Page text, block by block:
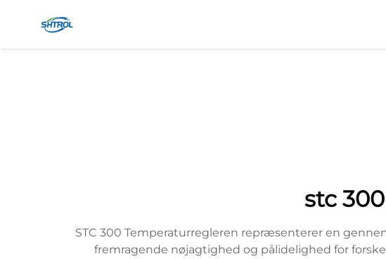
stc
STC 300 Temperaturregleren repræsenterer en
fremragende nøjagtighed og pålidelighed for